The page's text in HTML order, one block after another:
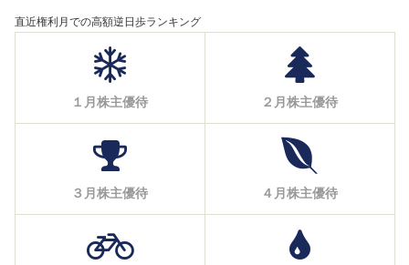
直近権利月での高額逆日歩ランキング
１月株主優待 ２月株主優待
３月株主優待 ４月株主優待